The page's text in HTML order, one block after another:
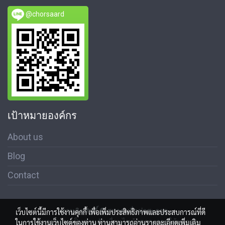
@chorsaard
เป้าหมายองค์กร
About us
Blog
Contact
สงวนลิขสิทธิ์ © สมาคมสื่อช่อสะอาด
นโนบายความเป็นส่วนตัว เงื่อนไขข้อตกลงการใช้บริการ
เว็บไซต์นี้มีการใช้งานคุกกี้ เพื่อเพิ่มประสิทธิภาพและประสบการณ์ที่ดี
ในการใช้งานเว็บไซต์ของท่าน ท่านสามารถอ่านรายละเอียดเพิ่มเติม